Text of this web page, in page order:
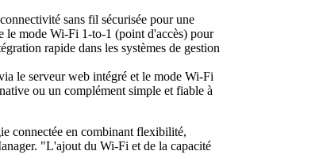
sans fil sécurisée pour une
le mode Wi-Fi 1-to-1 (point d'accès) pour
rapide dans les systèmes de gestion
le serveur web intégré et le mode Wi-Fi
ou un complément simple et fiable à
connectée en combinant flexibilité,
"L'ajout du Wi-Fi et de la capacité